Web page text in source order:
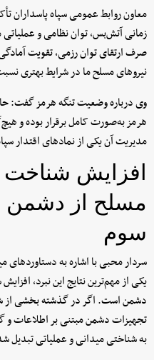
معاون روابط عمومی سپاه پاسداران
زمانی آتش‌بس، توان نظامی و
صرف ارتقای توان رزمی، تقویت
نیروهای مسلح ما در شرایط بهتری
وی درباره وضعیت تنگه هرمز گفت:
هرمز به‌صورت کامل برقرار بوده و
مدیریت آن یکی از نمادهای اقتدار
افزایش شناخت
مسلح از دشمن
سوم
سردار محبی با اشاره به
یکی از مهم‌ترین نتایج این نبرد،
دشمن است. اگر در گذشته بخشی از
تجهیزات دشمن مبتنی بر اطلاعات و
به شناختی میدانی و عملیاتی تبدیل